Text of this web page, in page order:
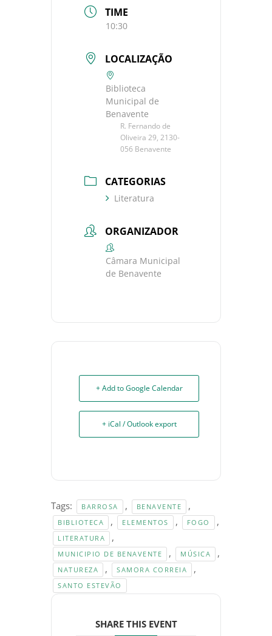
TIME
10:30
LOCALIZAÇÃO
Biblioteca
Municipal de
Benavente
R. Fernando de
Oliveira 29, 2130-
056 Benavente
CATEGORIAS
Literatura
ORGANIZADOR
Câmara Municipal
de Benavente
+ Add to Google Calendar
+ iCal / Outlook export
Tags: BARROSA , BENAVENTE ,
BIBLIOTECA , ELEMENTOS , FOGO ,
LITERATURA ,
MUNICIPIO DE BENAVENTE , MÚSICA ,
NATUREZA , SAMORA CORREIA ,
SANTO ESTEVÃO
SHARE THIS EVENT